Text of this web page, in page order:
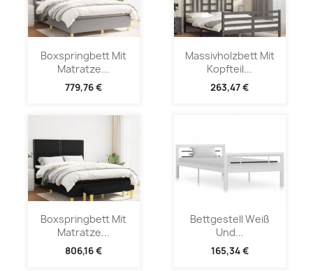
Boxspringbett Mit
Matratze...
779,76 €
Massivholzbett Mit
Kopfteil...
263,47 €
Boxspringbett Mit
Matratze...
806,16 €
Bettgestell Weiß
Und...
165,34 €